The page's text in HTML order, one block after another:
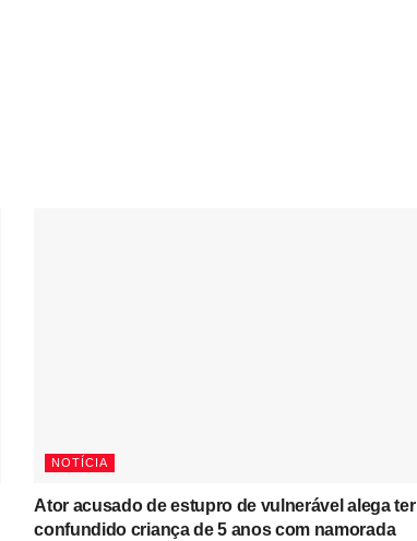
NOTÍCIA
Ator acusado de estupro de vulnerável alega ter
confundido criança de 5 anos com namorada